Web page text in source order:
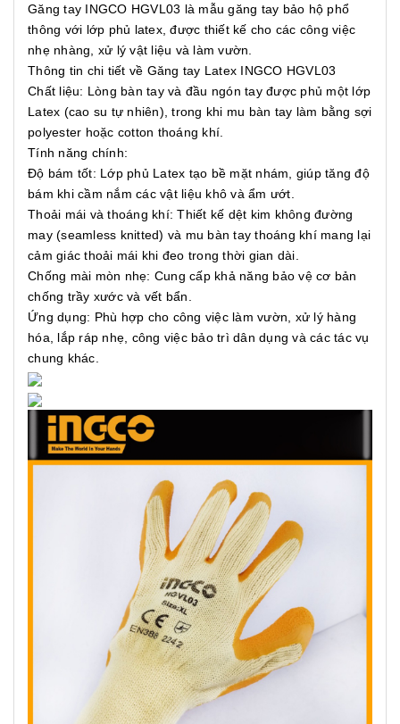
Găng tay INGCO HGVL03 là mẫu găng tay bảo hộ phổ
thông với lớp phủ latex, được thiết kế cho các công việc
nhẹ nhàng, xử lý vật liệu và làm vườn.
Thông tin chi tiết về Găng tay Latex INGCO HGVL03
Chất liệu: Lòng bàn tay và đầu ngón tay được phủ một lớp
Latex (cao su tự nhiên), trong khi mu bàn tay làm bằng sợi
polyester hoặc cotton thoáng khí.
Tính năng chính:
Độ bám tốt: Lớp phủ Latex tạo bề mặt nhám, giúp tăng độ
bám khi cầm nắm các vật liệu khô và ẩm ướt.
Thoải mái và thoáng khí: Thiết kế dệt kim không đường
may (seamless knitted) và mu bàn tay thoáng khí mang lại
cảm giác thoải mái khi đeo trong thời gian dài.
Chống mài mòn nhẹ: Cung cấp khả năng bảo vệ cơ bản
chống trầy xước và vết bẩn.
Ứng dụng: Phù hợp cho công việc làm vườn, xử lý hàng
hóa, lắp ráp nhẹ, công việc bảo trì dân dụng và các tác vụ
chung khác.